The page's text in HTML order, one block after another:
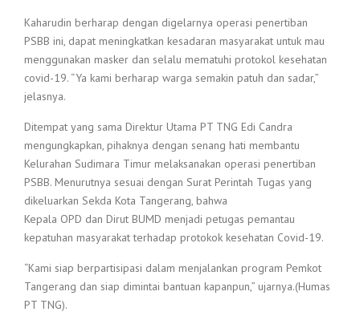
Kaharudin berharap dengan digelarnya operasi penertiban
PSBB ini, dapat meningkatkan kesadaran masyarakat untuk mau
menggunakan masker dan selalu mematuhi protokol kesehatan
covid-19. “Ya kami berharap warga semakin patuh dan sadar,”
jelasnya.
Ditempat yang sama Direktur Utama PT TNG Edi Candra
mengungkapkan, pihaknya dengan senang hati membantu
Kelurahan Sudimara Timur melaksanakan operasi penertiban
PSBB. Menurutnya sesuai dengan Surat Perintah Tugas yang
dikeluarkan Sekda Kota Tangerang, bahwa
Kepala OPD dan Dirut BUMD menjadi petugas pemantau
kepatuhan masyarakat terhadap protokok kesehatan Covid-19.
“Kami siap berpartisipasi dalam menjalankan program Pemkot
Tangerang dan siap dimintai bantuan kapanpun,” ujarnya.(Humas
PT TNG).